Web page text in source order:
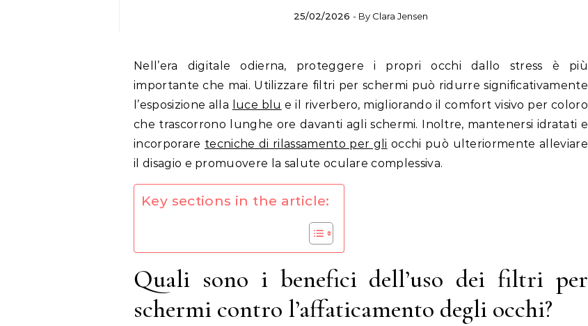
25/02/2026 - By Clara Jensen
Nell’era digitale odierna, proteggere i propri occhi dallo stress è più
importante che mai. Utilizzare filtri per schermi può ridurre significativamente
l’esposizione alla
luce blu e il riverbero, migliorando il comfort visivo per coloro
che trascorrono lunghe ore davanti agli schermi. Inoltre, mantenersi idratati e
incorporare tecniche di rilassamento per gli occhi può ulteriormente alleviare
il disagio e promuovere la salute oculare complessiva.
Key sections in the article:
Quali sono i benefici dell’uso dei filtri per
schermi contro l’affaticamento degli occhi?